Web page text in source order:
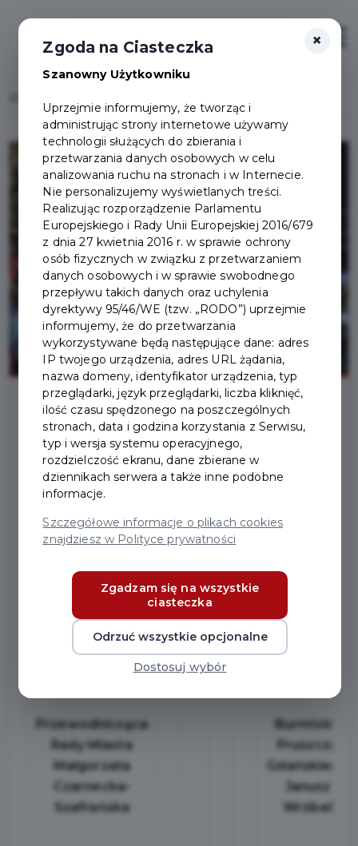
2025-12-22
ŻYCZENIA ŚWIĄTECZNE
I NOWOROCZNE
Spokojnych i radosnych świąt Bożego
Narodzenia,
a także wszelkiej pomyślności
w nowym roku 2026 życzą
Przewodnicząca
Rady Miasta
Małgorzata
Czarnecka-
Szafrańska
Burmistrz
Pruszcza
Gdańskiego
Janusz
Wróbel
×
Zgoda na Ciasteczka
Szanowny Użytkowniku
Uprzejmie informujemy, że tworząc i
administrując strony internetowe używamy
technologii służących do zbierania i
przetwarzania danych osobowych w celu
analizowania ruchu na stronach i w Internecie.
Nie personalizujemy wyświetlanych treści.
Realizując rozporządzenie Parlamentu
Europejskiego i Rady Unii Europejskiej 2016/679
z dnia 27 kwietnia 2016 r. w sprawie ochrony
osób fizycznych w związku z przetwarzaniem
danych osobowych i w sprawie swobodnego
przepływu takich danych oraz uchylenia
dyrektywy 95/46/WE (tzw. „RODO”) uprzejmie
informujemy, że do przetwarzania
wykorzystywane będą następujące dane: adres
IP twojego urządzenia, adres URL żądania,
nazwa domeny, identyfikator urządzenia, typ
przeglądarki, język przeglądarki, liczba kliknięć,
ilość czasu spędzonego na poszczególnych
stronach, data i godzina korzystania z Serwisu,
typ i wersja systemu operacyjnego,
rozdzielczość ekranu, dane zbierane w
dziennikach serwera a także inne podobne
informacje.
Szczegółowe informacje o plikach cookies
znajdziesz w Polityce prywatności
Zgadzam się na wszystkie
ciasteczka
Odrzuć wszystkie opcjonalne
Dostosuj wybór